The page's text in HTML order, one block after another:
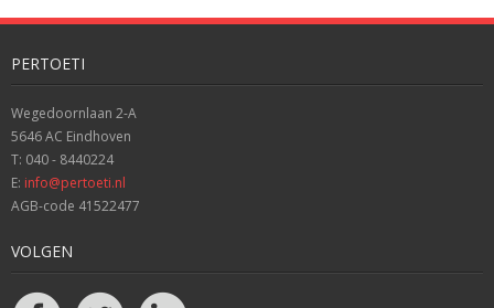
PERTOETI
Wegedoornlaan 2-A
5646 AC Eindhoven
T: 040 - 8440224
E: info@pertoeti.nl
AGB-code 41522477
VOLGEN